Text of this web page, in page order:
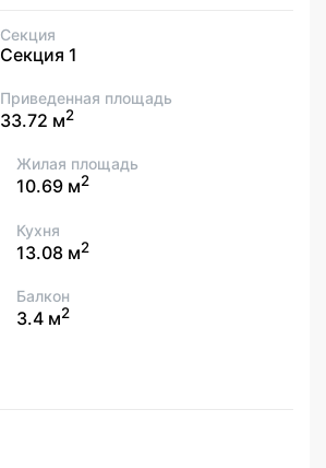
Секция
Секция 1
Приведенная площадь
33.72 м2
Жилая площадь
10.69 м2
Кухня
13.08 м2
Балкон
3.4 м2